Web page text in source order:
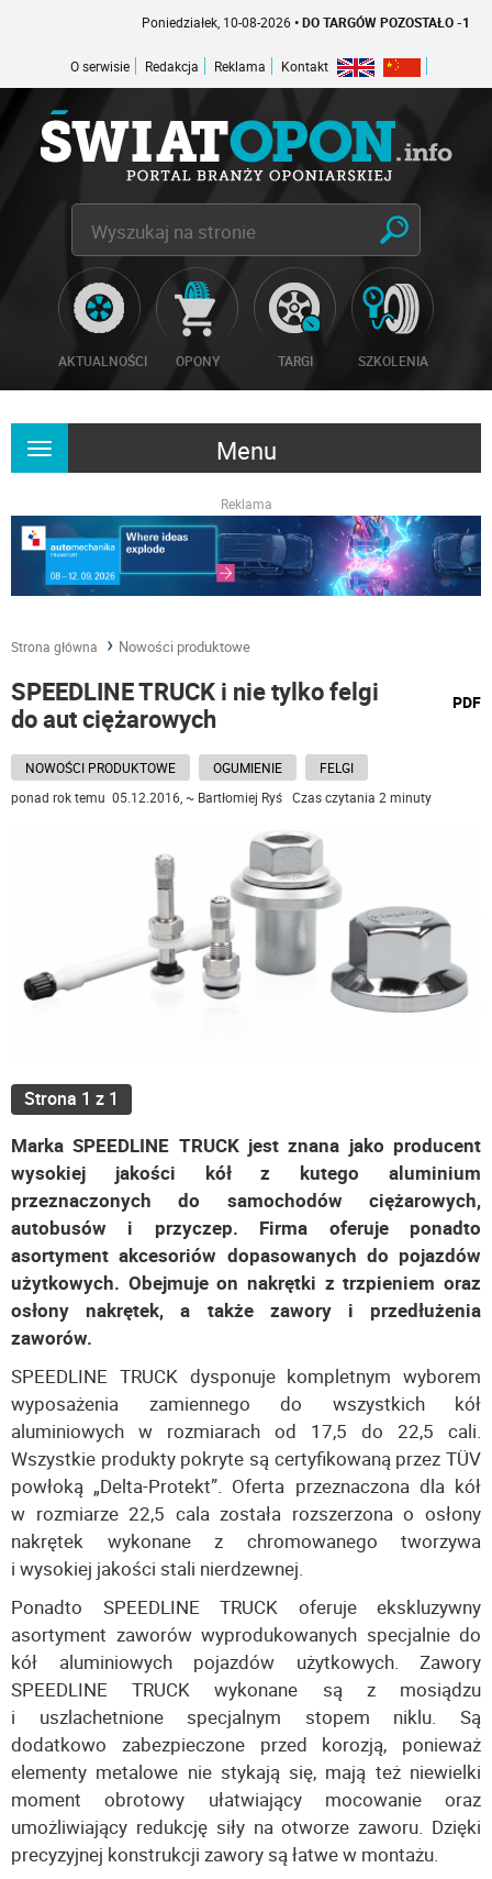
Poniedziałek, 10-08-2026• DO TARGÓW POZOSTAŁO -1 DNI
O serwisie Redakcja Reklama Kontakt
AKTUALNOŚCI OPONY TARGI SZKOLENIA
Menu
Rozwiń
Reklama
Strona główna Nowości produktowe
SPEEDLINE TRUCK i nie tylko felgi
do aut ciężarowych
PDF
NOWOŚCI PRODUKTOWE OGUMIENIE
FELGI
ponad rok temu 05.12.2016, ~ Bartłomiej Ryś Czas czytania 2 minuty
Strona 1 z 1
Marka SPEEDLINE TRUCK jest znana jako producent
wysokiej jakości kół z kutego aluminium
przeznaczonych do samochodów ciężarowych,
autobusów i przyczep. Firma oferuje ponadto
asortyment akcesoriów dopasowanych do pojazdów
użytkowych. Obejmuje on nakrętki z trzpieniem oraz
osłony nakrętek, a także zawory i przedłużenia
zaworów.
SPEEDLINE TRUCK dysponuje kompletnym wyborem
wyposażenia zamiennego do wszystkich kół
aluminiowych w rozmiarach od 17,5 do 22,5 cali.
Wszystkie produkty pokryte są certyfikowaną przez TÜV
powłoką „Delta-Protekt”. Oferta przeznaczona dla kół
w rozmiarze 22,5 cala została rozszerzona o osłony
nakrętek wykonane z chromowanego tworzywa
i wysokiej jakości stali nierdzewnej.
Ponadto SPEEDLINE TRUCK oferuje ekskluzywny
asortyment zaworów wyprodukowanych specjalnie do
kół aluminiowych pojazdów użytkowych. Zawory
SPEEDLINE TRUCK wykonane są z mosiądzu
i uszlachetnione specjalnym stopem niklu. Są
dodatkowo zabezpieczone przed korozją, ponieważ
elementy metalowe nie stykają się, mają też niewielki
moment obrotowy ułatwiający mocowanie oraz
umożliwiający redukcję siły na otworze zaworu. Dzięki
precyzyjnej konstrukcji zawory są łatwe w montażu.